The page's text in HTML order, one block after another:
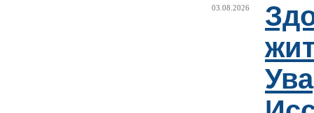
03.08.2026